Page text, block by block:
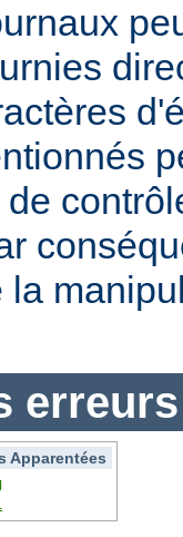
la
erreurs
Apparentées